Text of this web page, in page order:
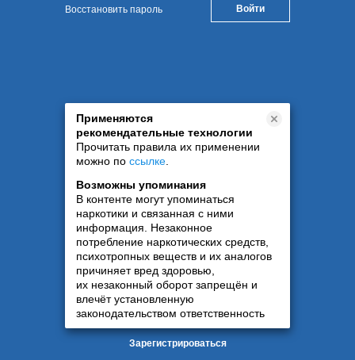
Восстановить пароль
Применяются
рекомендательные технологии
Прочитать правила их применении
можно по ссылке
Возможны упоминания
В контенте могут упоминаться
наркотики и связанная с ними
информация. Незаконное
потребление наркотических средств,
психотропных веществ и их аналогов
причиняет вред здоровью,
их незаконный оборот запрещён и
влечёт установленную
законодательством ответственность
Зарегистрироваться